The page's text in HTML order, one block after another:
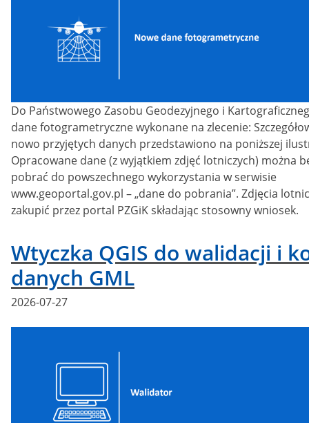
Do Państwowego Zasobu Geodezyjnego i
dane fotogrametryczne wykonane na zlecenie:
nowo przyjętych danych przedstawiono na poniższej
Opracowane dane (z wyjątkiem zdjęć lotniczych) można
pobrać do powszechnego wykorzystania w serwisie
www.geoportal.gov.pl – „dane do pobrania”. Zdjęcia
zakupić przez portal PZGiK składając stosowny wniosek.
Wtyczka QGIS do walidacji i
danych GML
Posted
2026-07-27